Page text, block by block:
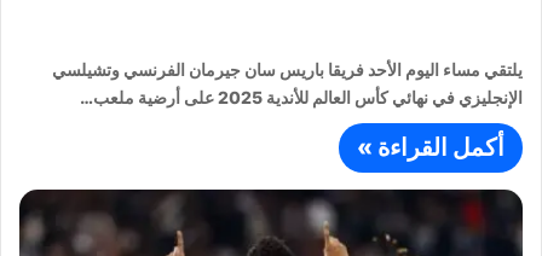
يلتقي مساء اليوم الأحد فريقا باريس سان جيرمان الفرنسي وتشيلسي
الإنجليزي في نهائي كأس العالم للأندية 2025 على أرضية ملعب…
أكمل القراءة »